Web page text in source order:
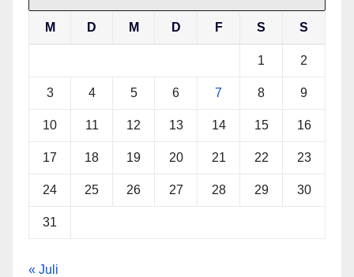
M D M D F S S
1 2
3 4 5 6 7 8 9
10 11 12 13 14 15 16
17 18 19 20 21 22 23
24 25 26 27 28 29 30
31
« Juli